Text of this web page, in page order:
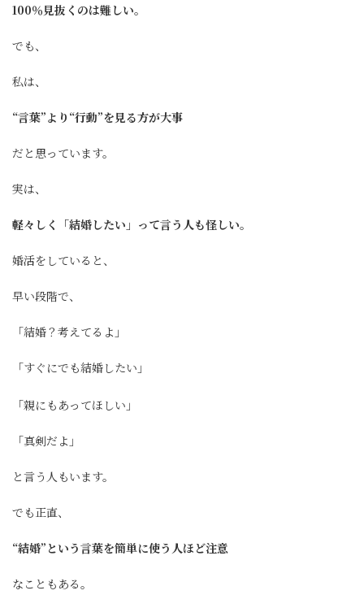
100％見抜くのは難しい。
でも、
私は、
“言葉”より“行動”を見る方が大事
だと思っています。
実は、
軽々しく「結婚したい」って言う人も怪しい。
婚活をしていると、
早い段階で、
「結婚？考えてるよ」
「すぐにでも結婚したい」
「親にもあってほしい」
「真剣だよ」
と言う人もいます。
でも正直、
“結婚”という言葉を簡単に使う人ほど注意
なこともある。